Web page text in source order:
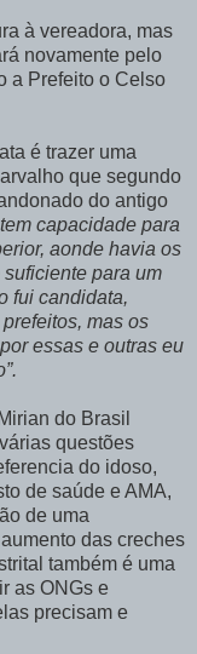
à vereadora, mas
novamente pelo
a Prefeito o Celso
é trazer uma
que segundo
do antigo
capacidade para
aonde havia os
para um
fui candidata,
mas os
essas e outras eu
do Brasil
questões
do idoso,
de saúde e AMA,
de uma
das creches
também é uma
as ONGs e
precisam e